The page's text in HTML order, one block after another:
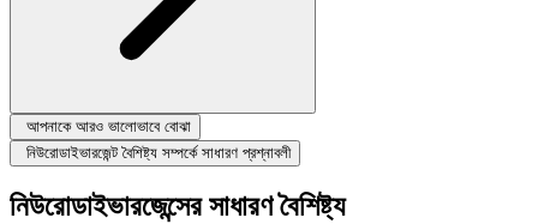
আপনাকে আরও ভালোভাবে বোঝা
নিউরোডাইভারজেন্ট বৈশিষ্ট্য সম্পর্কে সাধারণ প্রশ্নাবলী
নিউরোডাইভারজেন্সের সাধারণ বৈশিষ্ট্য